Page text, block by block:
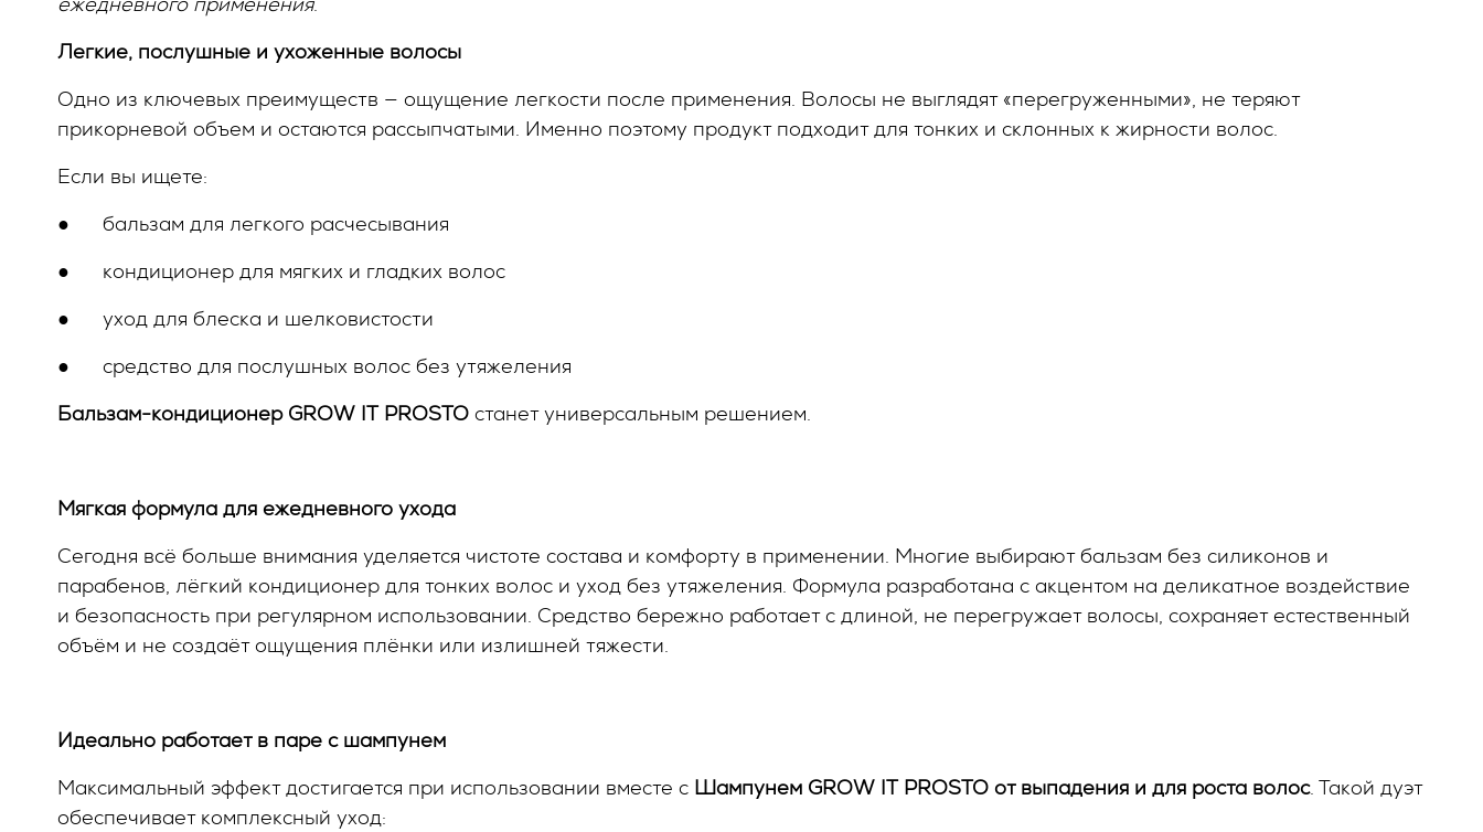
Легкие, послушные и ухоженные волосы
Одно из ключевых преимуществ — ощущение легкости после применения. Волосы не выглядят «перегруженными», не теряют
прикорневой объем и остаются рассыпчатыми. Именно поэтому продукт подходит для тонких и склонных к жирности волос.
Если вы ищете:
● бальзам для легкого расчесывания
● кондиционер для мягких и гладких волос
● уход для блеска и шелковистости
● средство для послушных волос без утяжеления
Бальзам-кондиционер GROW IT PROSTO станет универсальным решением.
Мягкая формула для ежедневного ухода
Сегодня всё больше внимания уделяется чистоте состава и комфорту в применении. Многие выбирают бальзам без силиконов и
парабенов, лёгкий кондиционер для тонких волос и уход без утяжеления. Формула разработана с акцентом на деликатное воздействие
и безопасность при регулярном использовании. Средство бережно работает с длиной, не перегружает волосы, сохраняет естественный
объём и не создаёт ощущения плёнки или излишней тяжести.
Идеально работает в паре с шампунем
Максимальный эффект достигается при использовании вместе с Шампунем GROW IT PROSTO от выпадения и для роста волос. Такой дуэт
обеспечивает комплексный уход: